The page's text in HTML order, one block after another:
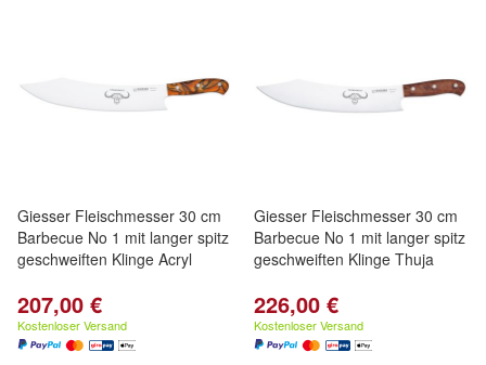
Giesser Fleischmesser 30 cm
Barbecue No 1 mit langer spitz
geschweiften Klinge Acryl
207,00 €
Kostenloser Versand
Giesser Fleischmesser 30 cm
Barbecue No 1 mit langer spitz
geschweiften Klinge Thuja
226,00 €
Kostenloser Versand